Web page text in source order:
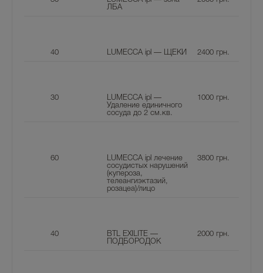
ЛБА
40 LUMECCA ipl — ЩЕКИ 2400 грн.
30
LUMECCA ipl —
Удаление единичного
сосуда до 2 см.кв.
1000 грн.
60
LUMECCA ipl лечение
сосудистых нарушений
(купероза,
телеангиэктазий,
розацеа)/лицо
3800 грн.
40
BTL EXILITE —
ПОДБОРОДОК
2000 грн.